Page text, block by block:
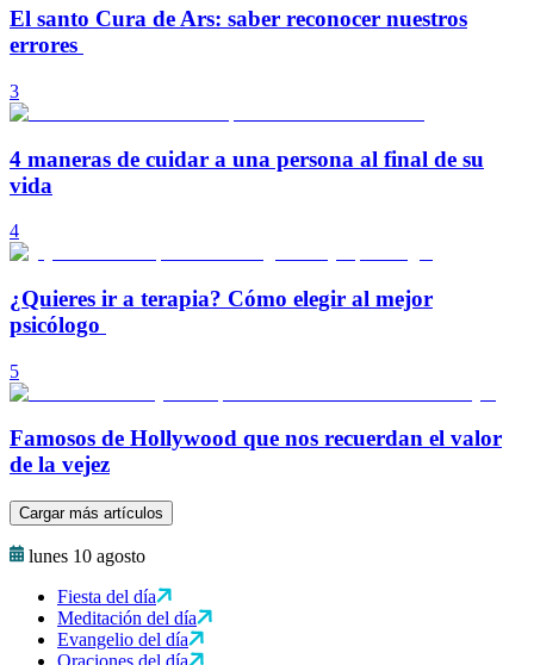
El santo Cura de Ars: saber reconocer nuestros
errores
3
4 maneras de cuidar a una persona al final de su
vida
4
¿Quieres ir a terapia? Cómo elegir al mejor
psicólogo
5
Famosos de Hollywood que nos recuerdan el valor
de la vejez
Cargar más artículos
lunes 10 agosto
Fiesta del día
Meditación del día
Evangelio del día